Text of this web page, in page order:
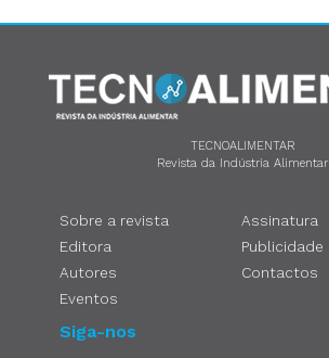
TECNOALIMENTAR
Revista da Indústria Alimentar
Sobre a revista
Editora
Autores
Eventos
Assinatura
Publicidade
Contactos
Siga-nos